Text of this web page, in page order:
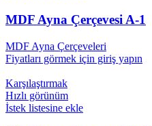
MDF Ayna Çerçevesi A-1
MDF Ayna Çerçeveleri
Fiyatları görmek için giriş yapın
Karşılaştırmak
Hızlı görünüm
İstek listesine ekle